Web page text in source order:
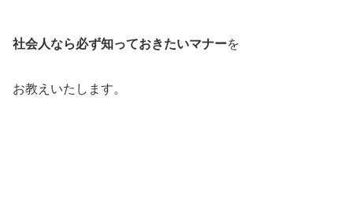
社会人なら必ず知っておきたいマナーを
お教えいたします。